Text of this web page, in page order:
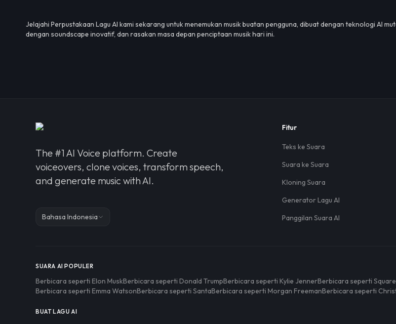
Jelajahi Perpustakaan Lagu AI kami sekarang untuk menemukan musik buatan pengguna, dibuat dengan teknologi AI
dengan soundscape inovatif, dan rasakan masa depan penciptaan musik hari ini.
The #1 AI Voice platform. Create
voiceovers, clone voices, transform speech,
and generate music with AI.
Bahasa Indonesia
Fitur
Teks ke Suara
Suara ke Suara
Kloning Suara
Generator Lagu AI
Panggilan Suara AI
SUARA AI POPULER
Berbicara seperti Elon MuskBerbicara seperti Donald TrumpBerbicara seperti Kylie JennerBerbicara seperti
Berbicara seperti Emma WatsonBerbicara seperti SantaBerbicara seperti Morgan FreemanBerbicara seperti
BUAT LAGU AI